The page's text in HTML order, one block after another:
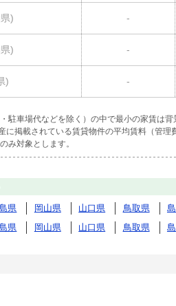
) -
) -
) -
駐車場代などを除く）の中で最小の家賃は背
掲載されている賃貸物件の平均賃料（管
み対象とします。
県 岡山県 山口県 鳥取県
県 岡山県 山口県 鳥取県